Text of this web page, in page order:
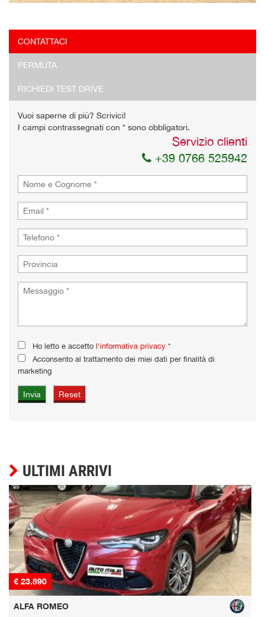
CONTATTACI
PERMUTA
RICHIEDI TEST DRIVE
Vuoi saperne di più? Scrivici!
I campi contrassegnati con * sono obbligatori.
Servizio clienti
+39 0766 525942
Ho letto e accetto l'informativa privacy *
Acconsento al trattamento dei miei dati per finalità di
marketing
ULTIMI ARRIVI
€ 23.890
ALFA ROMEO